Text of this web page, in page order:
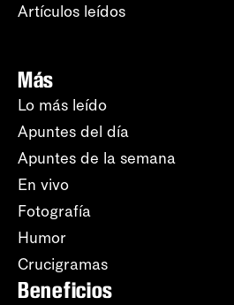
Artículos leídos
Más
Lo más leído
Apuntes del día
Apuntes de la semana
En vivo
Fotografía
Humor
Crucigramas
Beneficios